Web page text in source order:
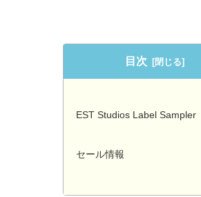
目次
EST Studios Label Sampler
セール情報